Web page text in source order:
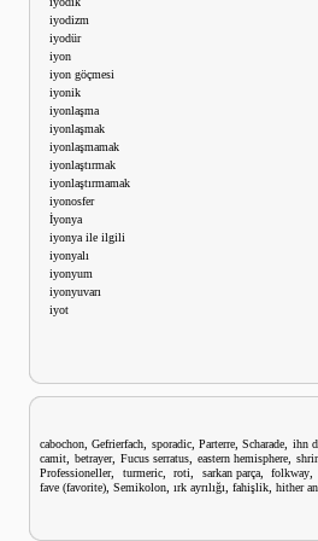
iyodizm
iyodür
iyon
iyon göçmesi
iyonik
iyonlaşma
iyonlaşmak
iyonlaşmamak
iyonlaştırmak
iyonlaştırmamak
iyonosfer
İyonya
iyonya ile ilgili
iyonyalı
iyonyum
iyonyuvarı
iyot
cabochon ,Gefrierfach sporadic,Parterre ,Scharade ihn
camit betrayer, Fucus serratus eastern hemisphere
Professioneller, turmeric, roti sarkan parça, folkway
fave (favorite) Semikolon ırk ayrılığı fahişlik hither